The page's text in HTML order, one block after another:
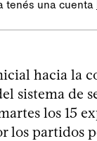
tenés una cuenta
hacia la
sistema de
los 15
los partidos